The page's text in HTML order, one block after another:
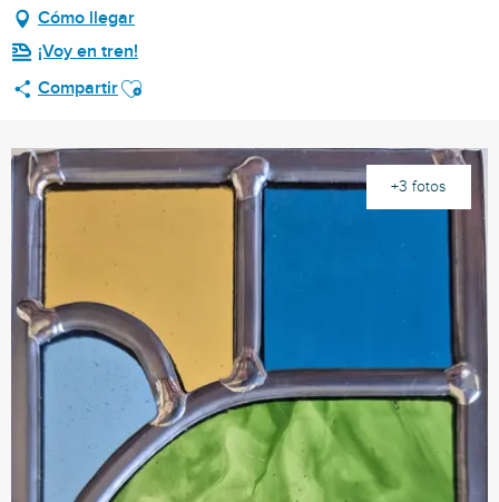
Cómo llegar
¡Voy en tren!
CompartirAjouter aux favoris
+3 fotos